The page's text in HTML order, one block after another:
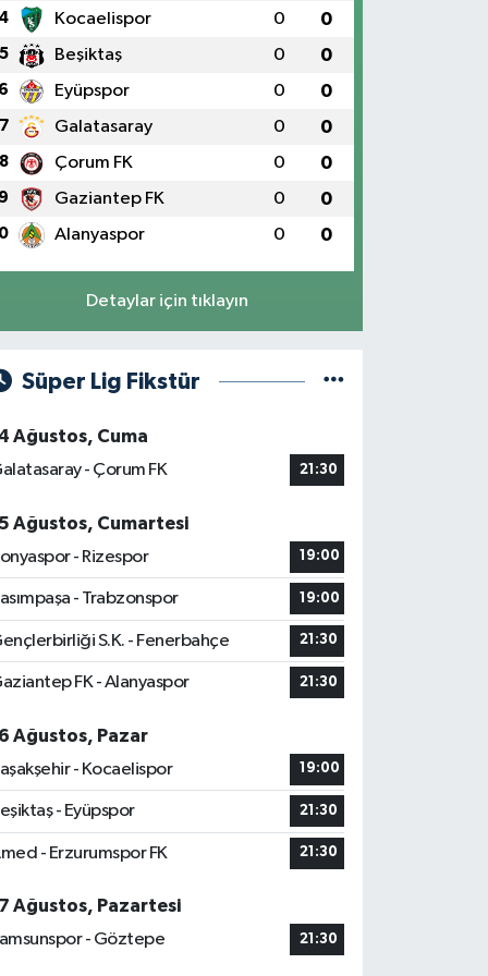
4 Kocaelispor 0 0
5 Beşiktaş 0 0
6 Eyüpspor 0 0
7 Galatasaray 0 0
8 Çorum FK 0 0
9 Gaziantep FK 0 0
Alanyaspor 0 0
Detaylar için tıklayın
Süper Lig Fikstür
Ağustos, Cuma
- Çorum FK
21:30
Ağustos, Cumartesi
- Rizespor
19:00
- Trabzonspor 19:00
S.K. - Fenerbahçe 21:30
FK - Alanyaspor 21:30
Ağustos, Pazar
- Kocaelispor
19:00
- Eyüpspor 21:30
- Erzurumspor FK 21:30
Ağustos, Pazartesi
- Göztepe
21:30